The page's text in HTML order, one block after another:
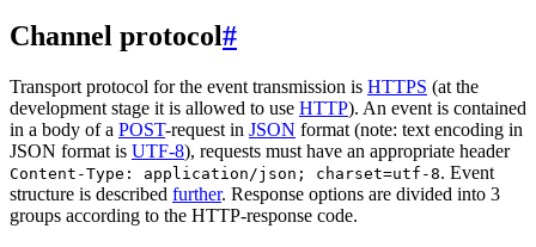
Channel protocol#
Transport protocol for the event transmission is HTTPS (at the
development stage it is allowed to use HTTP). An event is contained
in a body of a POST-request in JSON format (note: text encoding in
JSON format is UTF-8), requests must have an appropriate header
Content-Type: application/json; charset=utf-8. Event
structure is described further. Response options are divided into 3
groups according to the HTTP-response code.